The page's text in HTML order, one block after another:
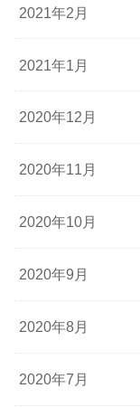
2021年2月
2021年1月
2020年12月
2020年11月
2020年10月
2020年9月
2020年8月
2020年7月